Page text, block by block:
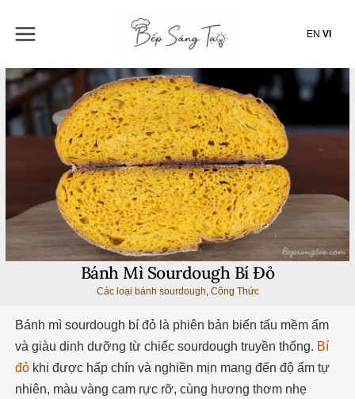
dung
EN VI
Bánh Mì Sourdough Bí Đỏ
Các loại bánh sourdough, Công Thức
Bánh mì sourdough bí đỏ là phiên bản biến tấu mềm ẩm
và giàu dinh dưỡng từ chiếc sourdough truyền thống. Bí
đỏkhi được hấp chín và nghiền mịn mang đến độ ẩm tự
nhiên, màu vàng cam rực rỡ, cùng hương thơm nhẹ